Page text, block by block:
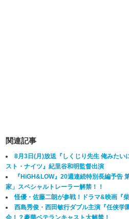
関連記事
8月3日(月)放送『しくじり先生 俺みた
スト・ナイツ』紀里谷和明監督出演
『HiGH&LOW』20週連続特別長編予告
家」スペシャルトレーラー解禁！！
怪優・佐藤二朗が参戦！ドラマ&映画『
西島秀俊・西田敏行ダブル主演『任侠学